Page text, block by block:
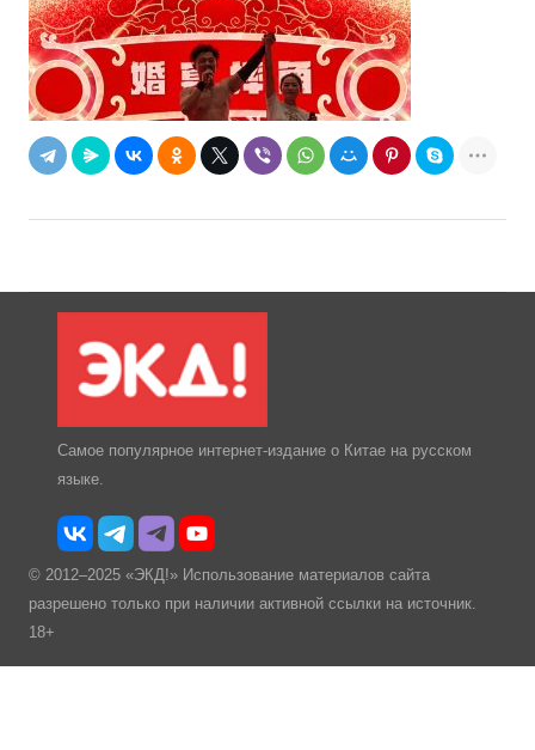
Самое популярное интернет-издание о Китае на русском
языке.
© 2012–2025 «ЭКД!» Использование материалов сайта
разрешено только при наличии активной ссылки на источник.
18+